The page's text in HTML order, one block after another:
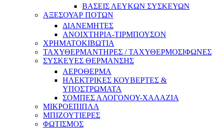
ΒΑΣΕΙΣ ΛΕΥΚΩΝ ΣΥΣΚΕΥΩΝ
ΑΞΕΣΟΥΑΡ ΠΟΤΩΝ
ΔΙΑΝΕΜΗΤΕΣ
ΑΝΟΙΧΤΗΡΙΑ-ΤΙΡΜΠΟΥΣΟΝ
ΧΡΗΜΑΤΟΚΙΒΩΤΙΑ
ΤΑΧΥΘΕΡΜΑΝΤΗΡΕΣ / ΤΑΧΥΘΕΡΜΟΣΙΦΩΝΕΣ
ΣΥΣΚΕΥΕΣ ΘΕΡΜΑΝΣΗΣ
ΑΕΡΟΘΕΡΜΑ
ΗΛΕΚΤΡΙΚΕΣ ΚΟΥΒΕΡΤΕΣ &
ΥΠΟΣΤΡΩΜΑΤΑ
ΣΟΜΠΕΣ ΑΛΟΓΟΝΟΥ-ΧΑΛΑΖΙΑ
ΜΙΚΡΟΕΠΙΠΛΑ
ΜΠΙΖΟΥΤΙΕΡΕΣ
ΦΩΤΙΣΜΟΣ